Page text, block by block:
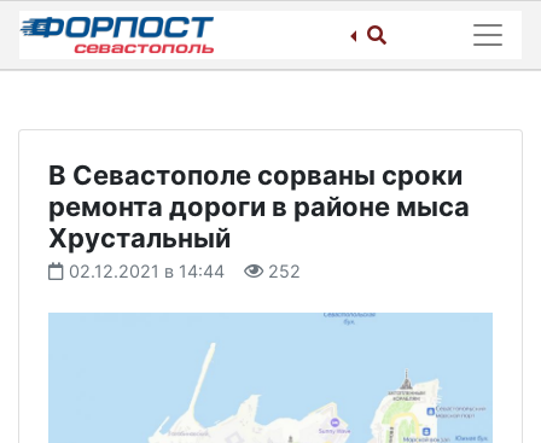
Skip
content
В Севастополе сорваны сроки
ремонта дороги в районе мыса
Хрустальный
02.12.2021 в 14:44 252